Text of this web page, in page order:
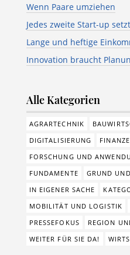
Wenn Paare umziehen
Jedes zweite Start-up
Lange und heftige
Innovation braucht
Alle Kategorien
AGRARTECHNIK
DIGITALISIERUNG
FORSCHUNG UND
FUNDAMENTE
GRUND
IN EIGENER SACHE
MOBILITÄT UND LOGISTIK
PRESSEFOKUS
REGION
WEITER FÜR SIE DA!